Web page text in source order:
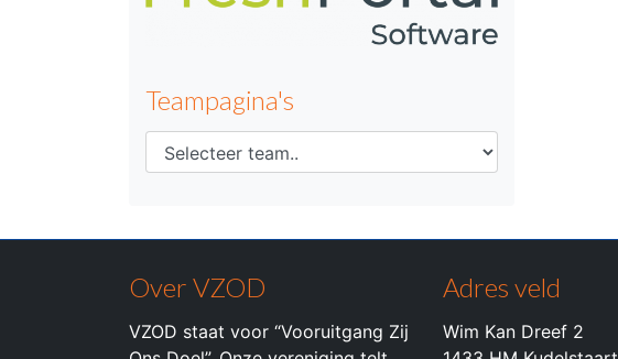
Teampagina's
Over VZOD
VZOD staat voor “Vooruitgang Zij
Adres veld
Wim Kan Dreef 2